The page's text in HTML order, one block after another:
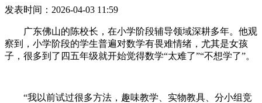
发表时间：2026-04-03 11:59
广东佛山的陈校长，在小学阶段辅导领域深耕多年。他观
察到，小学阶段的学生普遍对数学有畏难情绪，尤其是女孩
子，很多到了四五年级就开始觉得数学“太难了”“不想学了”。
“我以前试过很多方法，趣味教学、实物教具、分小组竞